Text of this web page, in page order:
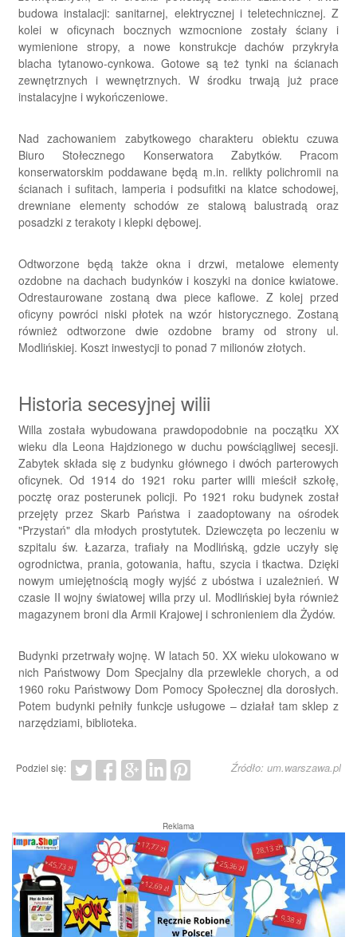
budowa instalacji: sanitarnej, elektrycznej i teletechnicznej. Z
kolei w oficynach bocznych wzmocnione zostały ściany i
wymienione stropy, a nowe konstrukcje dachów przykryła
blacha tytanowo-cynkowa. Gotowe są też tynki na ścianach
zewnętrznych i wewnętrznych. W środku trwają już prace
instalacyjne i wykończeniowe.
Nad zachowaniem zabytkowego charakteru obiektu czuwa
Biuro Stołecznego Konserwatora Zabytków. Pracom
konserwatorskim poddawane będą m.in. relikty polichromii na
ścianach i sufitach, lamperia i podsufitki na klatce schodowej,
drewniane elementy schodów ze stalową balustradą oraz
posadzki z terakoty i klepki dębowej.
Odtworzone będą także okna i drzwi, metalowe elementy
ozdobne na dachach budynków i koszyki na donice kwiatowe.
Odrestaurowane zostaną dwa piece kaflowe. Z kolej przed
oficyny powróci niski płotek na wzór historycznego. Zostaną
również odtworzone dwie ozdobne bramy od strony ul.
Modlińskiej. Koszt inwestycji to ponad 7 milionów złotych.
Historia secesyjnej wilii
Willa została wybudowana prawdopodobnie na początku XX
wieku dla Leona Hajdzionego w duchu powściągliwej secesji.
Zabytek składa się z budynku głównego i dwóch parterowych
oficynek. Od 1914 do 1921 roku parter willi mieścił szkołę,
pocztę oraz posterunek policji. Po 1921 roku budynek został
przejęty przez Skarb Państwa i zaadoptowany na ośrodek
"Przystań" dla młodych prostytutek. Dziewczęta po leczeniu w
szpitalu św. Łazarza, trafiały na Modlińską, gdzie uczyły się
ogrodnictwa, prania, gotowania, haftu, szycia i tkactwa. Dzięki
nowym umiejętnością mogły wyjść z ubóstwa i uzależnień. W
czasie II wojny światowej willa przy ul. Modlińskiej była również
magazynem broni dla Armii Krajowej i schronieniem dla Żydów.
Budynki przetrwały wojnę. W latach 50. XX wieku ulokowano w
nich Państwowy Dom Specjalny dla przewlekle chorych, a od
1960 roku Państwowy Dom Pomocy Społecznej dla dorosłych.
Potem budynki pełniły funkcje usługowe – działał tam sklep z
narzędziami, biblioteka.
Podziel się: Źródło: um.warszawa.pl
Reklama